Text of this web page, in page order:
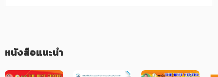
การเรียน การศึกษา
นักเรียนอีกด้วย
หนังสือแนะนำ